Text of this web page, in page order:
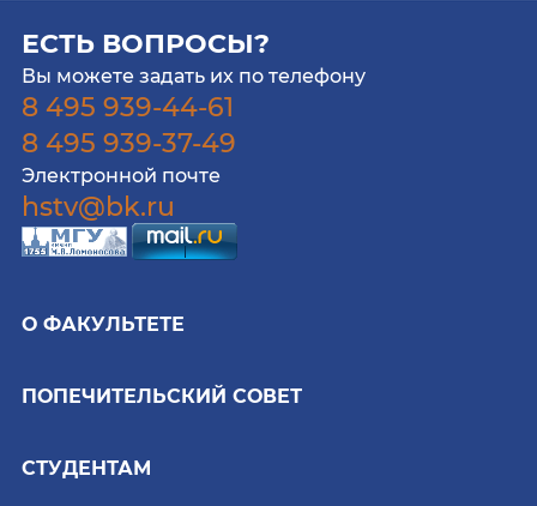
ЕСТЬ ВОПРОСЫ?
Вы можете задать их по телефону
8 495 939-44-61
8 495 939-37-49
Электронной почте
hstv@bk.ru
О ФАКУЛЬТЕТЕ
ПОПЕЧИТЕЛЬСКИЙ СОВЕТ
СТУДЕНТАМ